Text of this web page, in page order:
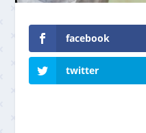
facebook
twitter